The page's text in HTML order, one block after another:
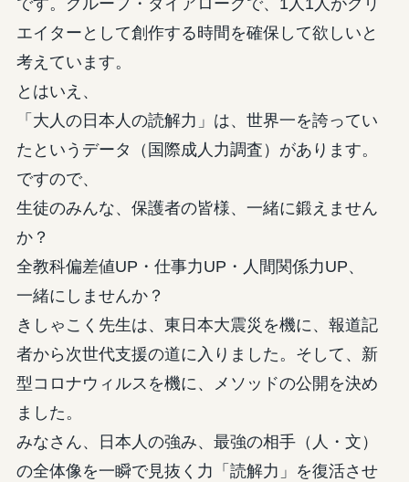
エイターとして創作する時間を確保して欲しいと
考えています。
とはいえ、
「大人の日本人の読解力」は、世界一を誇ってい
たというデータ（国際成人力調査）があります。
ですので、
生徒のみんな、保護者の皆様、一緒に鍛えません
か？
全教科偏差値UP・仕事力UP・人間関係力UP、
一緒にしませんか？
きしゃこく先生は、東日本大震災を機に、報道記
者から次世代支援の道に入りました。そして、新
型コロナウィルスを機に、メソッドの公開を決め
ました。
みなさん、日本人の強み、最強の相手（人・文）
の全体像を一瞬で見抜く力「読解力」を復活させ